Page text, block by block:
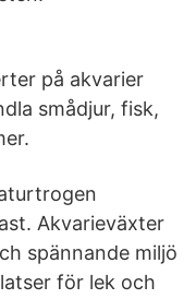
på akvarier
smådjur, fisk,
Akvarieväxter
spännande miljö
för lek och